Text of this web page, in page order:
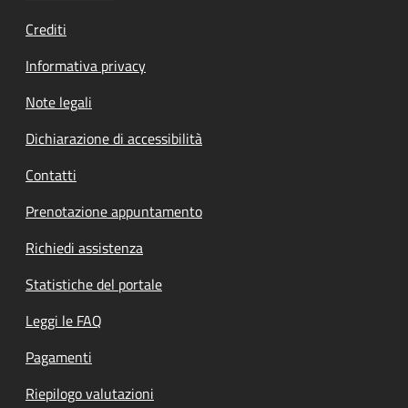
Crediti
Informativa privacy
Note legali
Dichiarazione di accessibilità
Contatti
Prenotazione appuntamento
Richiedi assistenza
Statistiche del portale
Leggi le FAQ
Pagamenti
Riepilogo valutazioni